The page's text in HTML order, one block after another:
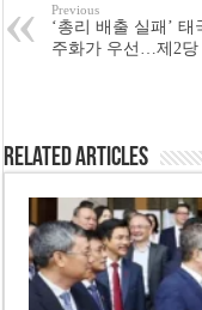
Previous
‘총리 배출 실패’ 태
주화가 우선…제2당
Related Articles